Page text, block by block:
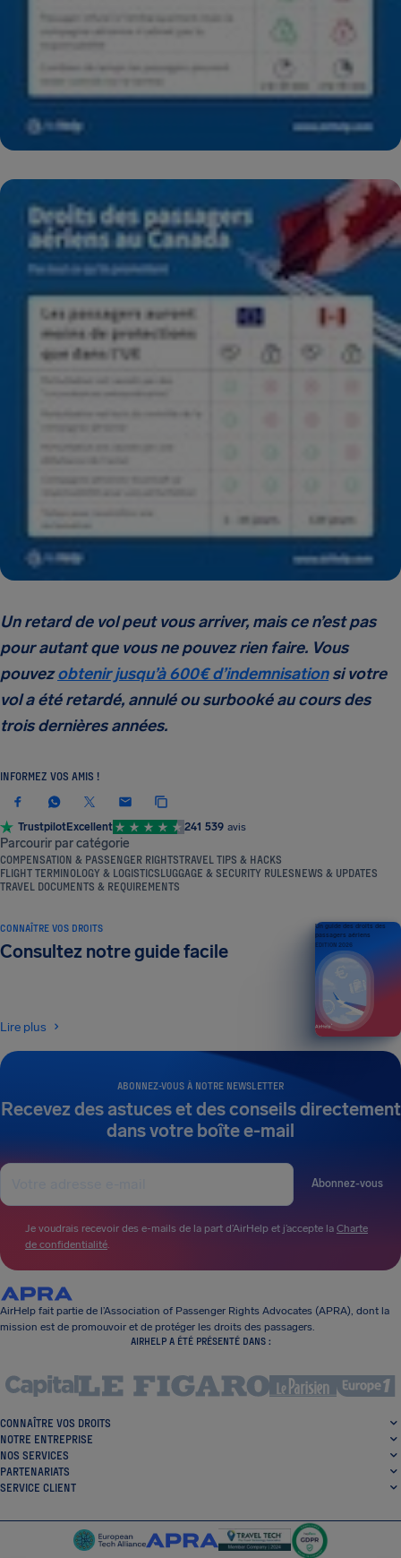
Un retard de vol peut vous arriver, mais ce n’est pas
pour autant que vous ne pouvez rien faire. Vous
pouvezobtenir jusqu’à 600€ d’indemnisationsi votre
vol a été retardé, annulé ou surbooké au cours des
trois dernières années.
INFORMEZ VOS AMIS !
TrustpilotExcellent 241 539 avis
Parcourir par catégorie
COMPENSATION & PASSENGER RIGHTSTRAVEL TIPS & HACKS
FLIGHT TERMINOLOGY & LOGISTICSLUGGAGE & SECURITY RULESNEWS & UPDATES
TRAVEL DOCUMENTS & REQUIREMENTS
ABONNEZ-VOUS À NOTRE NEWSLETTER
Recevez des astuces et des conseils directement
dans votre boîte e-mail
Abonnez-vous
Je voudrais recevoir des e-mails de la part d’AirHelp et j’accepte la Charte
de confidentialité.
CONNAÎTRE VOS DROITS
Consultez notre guide facile
Lire plus
Un guide des droits des
passagers aériens
ÉDITION 2026
AirHelp fait partie de l’Association of Passenger Rights Advocates (APRA), dont la
mission est de promouvoir et de protéger les droits des passagers.
AIRHELP A ÉTÉ PRÉSENTÉ DANS :
CONNAÎTRE VOS DROITS
NOTRE ENTREPRISE
NOS SERVICES
PARTENARIATS
SERVICE CLIENT